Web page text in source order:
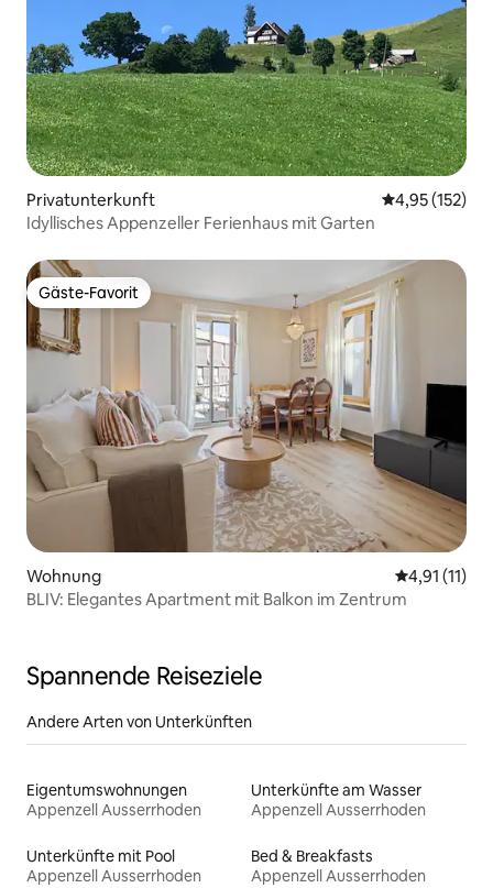
Privatunterkunft
4,95 (152)
Idyllisches Appenzeller Ferienhaus mit Garten
Gäste-Favorit
Gäste-Favorit
Wohnung
4,91 (11)
BLIV: Elegantes Apartment mit Balkon im Zentrum
Spannende Reiseziele
Andere Arten von Unterkünften
Eigentumswohnungen
Appenzell Ausserrhoden
Unterkünfte am Wasser
Appenzell Ausserrhoden
Unterkünfte mit Pool
Appenzell Ausserrhoden
Bed & Breakfasts
Appenzell Ausserrhoden